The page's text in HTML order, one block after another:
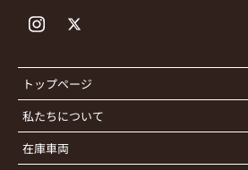
トップページ
私たちについて
在庫車両